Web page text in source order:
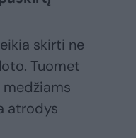
skirti ne
Tuomet
atrodys